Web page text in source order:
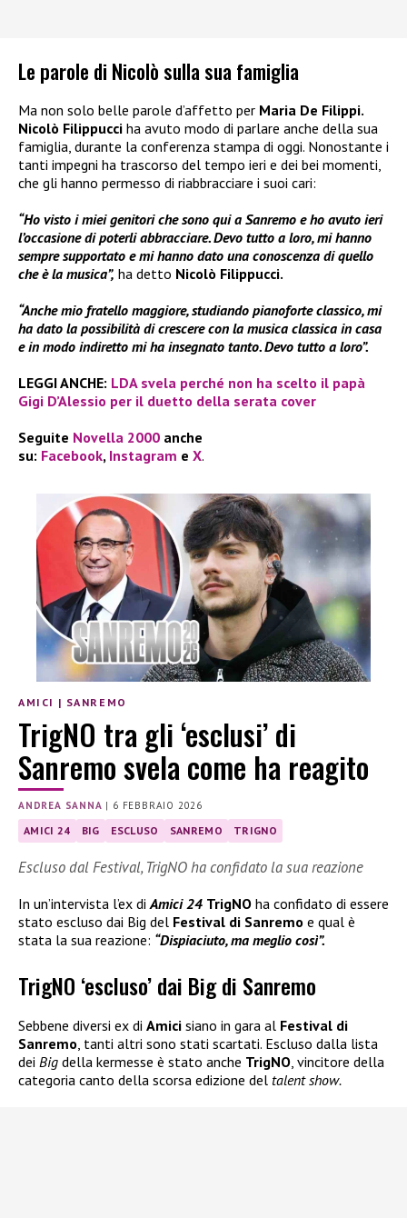
Le parole di Nicolò sulla sua famiglia
Ma non solo belle parole d’affetto per Maria De Filippi.
Nicolò Filippucci ha avuto modo di parlare anche della sua
famiglia, durante la conferenza stampa di oggi. Nonostante i
tanti impegni ha trascorso del tempo ieri e dei bei momenti,
che gli hanno permesso di riabbracciare i suoi cari:
“Ho visto i miei genitori che sono qui a Sanremo e ho avuto ieri
l’occasione di poterli abbracciare. Devo tutto a loro, mi hanno
sempre supportato e mi hanno dato una conoscenza di quello
che è la musica”, ha detto Nicolò Filippucci.
“Anche mio fratello maggiore, studiando pianoforte classico, mi
ha dato la possibilità di crescere con la musica classica in casa
e in modo indiretto mi ha insegnato tanto. Devo tutto a loro”.
LEGGI ANCHE: LDA svela perché non ha scelto il papà
Gigi D’Alessio per il duetto della serata cover
Seguite Novella 2000 anche
su: Facebook, Instagram e X.
AMICI | SANREMO
TrigNO tra gli ‘esclusi’ di
Sanremo svela come ha reagito
ANDREA SANNA | 6 FEBBRAIO 2026
AMICI 24 BIG ESCLUSO SANREMO TRIGNO
Escluso dal Festival, TrigNO ha confidato la sua reazione
In un’intervista l’ex di Amici 24 TrigNO ha confidato di essere
stato escluso dai Big del Festival di Sanremo e qual è
stata la sua reazione: “Dispiaciuto, ma meglio così”.
TrigNO ‘escluso’ dai Big di Sanremo
Sebbene diversi ex di Amici siano in gara al Festival di
Sanremo, tanti altri sono stati scartati. Escluso dalla lista
dei Big della kermesse è stato anche TrigNO, vincitore della
categoria canto della scorsa edizione del talent show.